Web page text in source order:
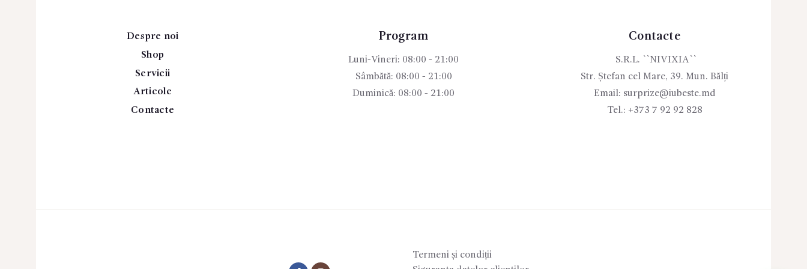
Despre noi
Shop
Servicii
Articole
Contacte
Program
Luni-Vineri: 08:00 - 21:00
Sâmbătă: 08:00 - 21:00
Duminică: 08:00 - 21:00
Contacte
S.R.L. ``NIVIXIA``
Str. Ștefan cel Mare, 39. Mun. Bălți
Email: surprize@iubeste.md
Tel.: +373 7 92 92 828
Termeni și condiții